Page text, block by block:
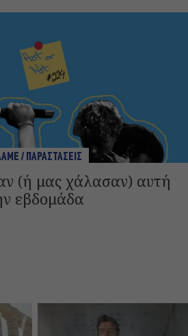
/ ΠΑΡΑΣΤΑΣΕΙΣ
(ή μας χάλασαν) αυτή
εβδομάδα